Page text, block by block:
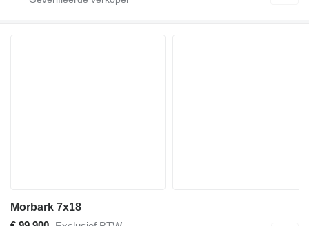
Morbark 7x18